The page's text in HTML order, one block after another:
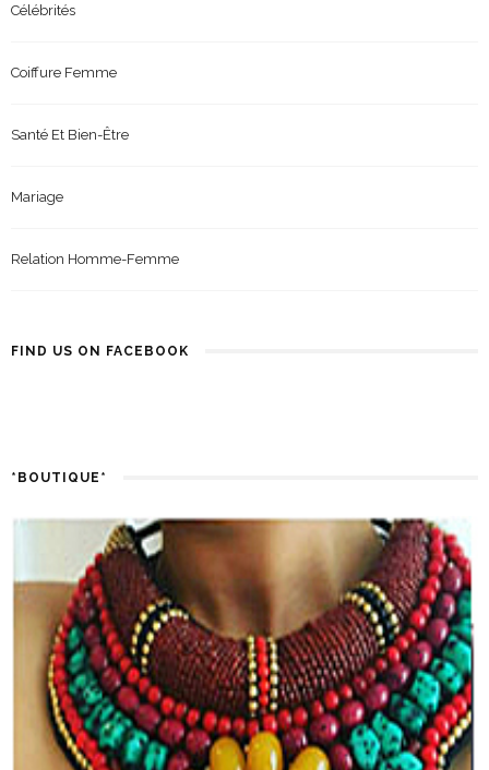
Célébrités
Coiffure Femme
Santé Et Bien-Être
Mariage
Relation Homme-Femme
FIND US ON FACEBOOK
*BOUTIQUE*